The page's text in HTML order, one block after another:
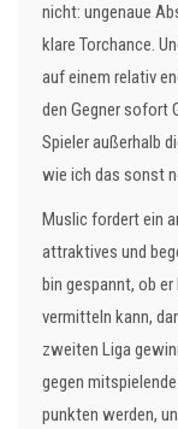
nicht: ungenaue
klare Torchance.
auf einem relativ
den Gegner sofort
Spieler außerhalb
wie ich das sonst
Muslic fordert ein
attraktives und
bin gespannt, ob
vermitteln kann,
zweiten Liga
gegen
punkten werden,